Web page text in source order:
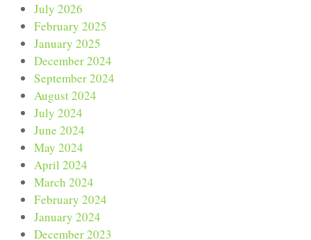
July 2026
February 2025
January 2025
December 2024
September 2024
August 2024
July 2024
June 2024
May 2024
April 2024
March 2024
February 2024
January 2024
December 2023